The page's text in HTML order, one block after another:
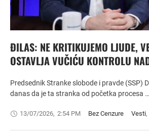
ĐILAS: NE KRITIKUJEMO LJUDE,
OSTAVLJA VUČIĆU KONTROLU
Predsednik Stranke slobode i pravde (SSP)
danas da je ta stranka od početka procesa …
13/07/2026, 2:54 PM Bez Cenzure Vesti,